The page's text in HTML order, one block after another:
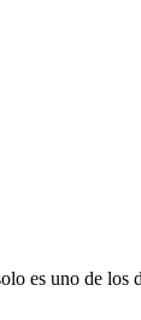
es uno de los